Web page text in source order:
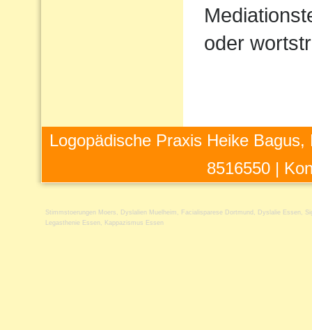
oder
Logopädische Praxis Heike
8516550 |
Stimmstoerungen Moers , Dyslalien Muelheim , Facialisparese Dortmund , Dyslalie Essen ,
Legasthenie Essen , Kappazismus Essen